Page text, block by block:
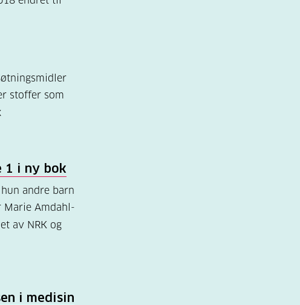
stoffer som
1 i ny bok
andre barn
Amdahl-
av NRK og
i medisin